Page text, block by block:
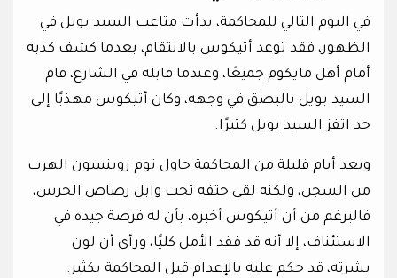
في اليوم التالي للمحاكمة، بدأت متاعب السيد يويل في
الظهور، فقد توعد أتيكوس بالانتقام، بعدما كشف كذبه
أمام أهل مايكوم جميعًا، وعندما قابله في الشارع، قام
السيد يويل بالبصق في وجهه، وكان أتيكوس مهذبًا إلى
حد اتفز السيد يويل كثيرًا.
وبعد أيام قليلة من المحاكمة حاول توم روبنسون الهرب
من السجن، ولكنه لقى حتفه تحت وابل رصاص الحرس،
فالبرغم من أن أتيكوس أخبره، بأن له فرصة جيده في
الاستئناف، إلا أنه قد فقد الأمل كليًا، ورأى أن لون
بشرته، قد حكم عليه بالإعدام قبل المحاكمة بكثير.